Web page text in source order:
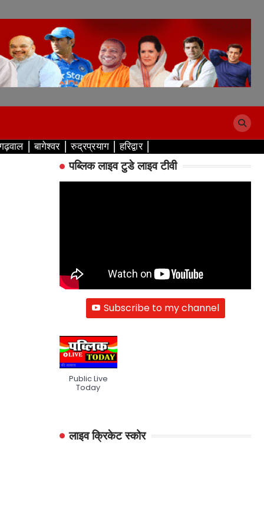
बागेश्वर रुद्रप्रयाग हरिद्वार
पब्लिक लाइव टुडे लाइव टीवी
Subscribe to my channel
Public Live
Today
लाइव क्रिकेट स्कोर